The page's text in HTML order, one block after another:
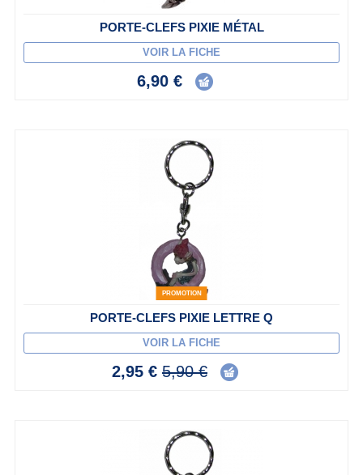
PORTE-CLEFS PIXIE MÉTAL
VOIR LA FICHE
6,90 €
PROMOTION
PORTE-CLEFS PIXIE LETTRE Q
VOIR LA FICHE
2,95 € 5,90 €